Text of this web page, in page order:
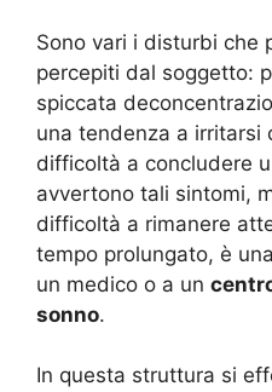
Sono vari i disturbi che
percepiti dal soggetto:
spiccata
una tendenza a irritarsi
difficoltà a concludere
avvertono tali sintomi,
difficoltà a rimanere
tempo prolungato, è
un medico o a un
sonno.
In questa struttura si